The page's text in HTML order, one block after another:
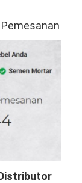
Pemesanan